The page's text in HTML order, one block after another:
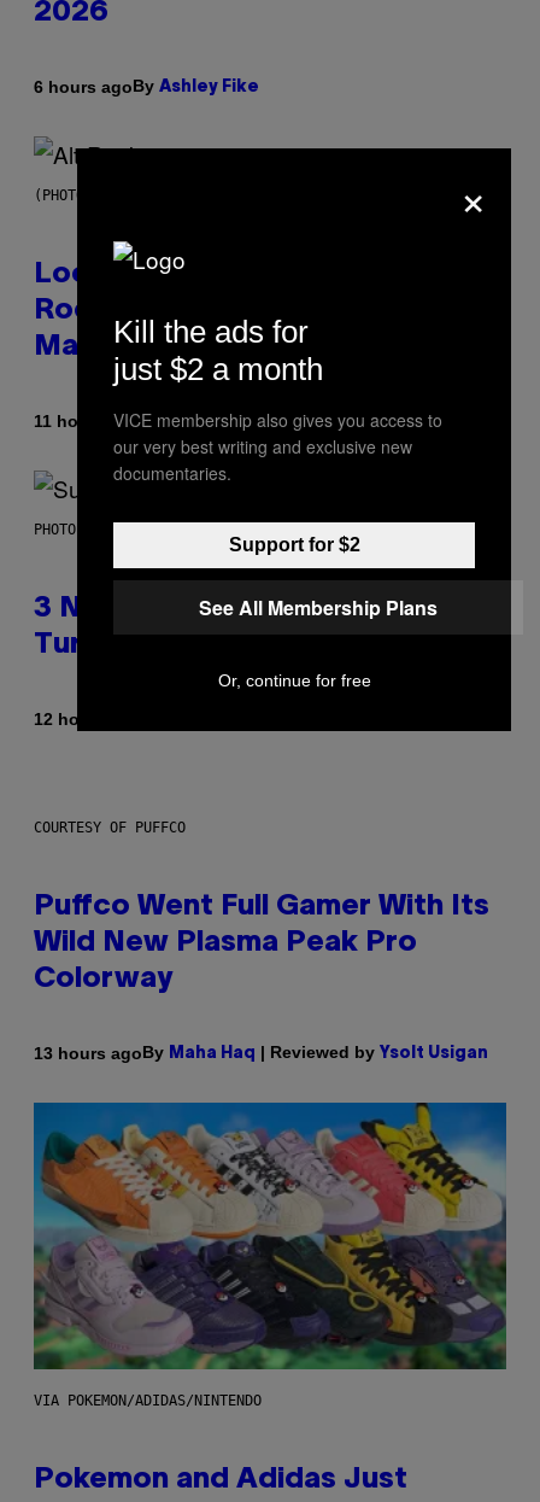
2026
6 hours agoBy Ashley Fike
(PHOTO BY MICK HUTSON/REDFERNS)
Looking For the Perfect Alt-
Rock Mixtape for Your Boo? I
Made It for You Already
11 hours agoByLauren Boisvert
PHOTO BY NIELS VAN IPEREN/GETTY IMAGES
3 No-Skip Britpop Albums
Turning 30 This Year
12 hours ago
COURTESY OF PUFFCO
Puffco Went Full Gamer With Its
Wild New Plasma Peak Pro
Colorway
13 hours agoBy Maha Haq | Reviewed by Ysolt Usigan
VIA POKEMON/ADIDAS/NINTENDO
Pokemon and Adidas Just
×
Kill the ads for
just $2 a month
VICE membership also gives you access to
our very best writing and exclusive new
documentaries.
Support for $2
See All Membership Plans
Or, continue for free